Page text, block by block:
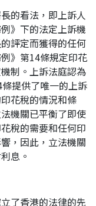
的看法，即上訴人
》下的法定上訴機
評定而獲得的任何
》第14條規定印花
制。上訴法庭認為
提供了唯一的上訴
花稅的情況和條
機關已平衡了即使
稅的需要和任何印
，因此，立法機關
息。
了香港的法律的先